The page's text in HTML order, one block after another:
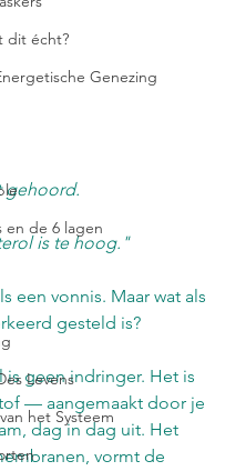
dit écht?
Genezing
en de 6 lagen
Levens
het Systeem
gehoord.
is te hoog."
een vonnis. Maar wat als
gesteld is?
is geen indringer. Het is
— aangemaakt door je
dag in dag uit. Het
vormt de